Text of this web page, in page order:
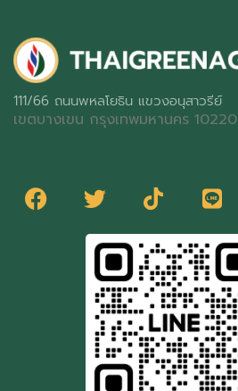
111/66 ถนนพหลโยธิน แขวงอนุสาวรีย์
เขตบางเขน กรุงเทพมหานคร 10220